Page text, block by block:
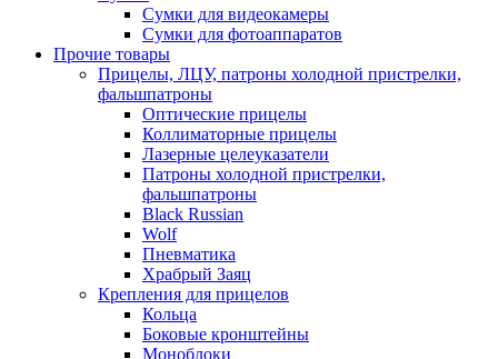
Сумки для видеокамеры
Сумки для фотоаппаратов
Прочие товары
Прицелы, ЛЦУ, патроны холодной пристрелки,
фальшпатроны
Оптические прицелы
Коллиматорные прицелы
Лазерные целеуказатели
Патроны холодной пристрелки,
фальшпатроны
Black Russian
Wolf
Пневматика
Храбрый Заяц
Крепления для прицелов
Кольца
Боковые кронштейны
Моноблоки